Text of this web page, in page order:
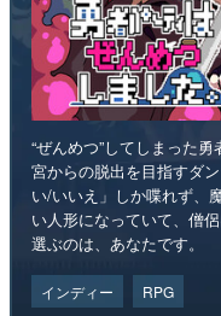
“ぜんめつ”してしまった
宮からの脱出を目指すダ
い/いいえ」しか喋れず、
い人形になっていて、僧
選ぶのは、あなたです。
インディー RPG